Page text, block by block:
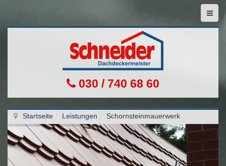
030 / 740 68 60
Startseite Leistungen Schornsteinmauerwerk